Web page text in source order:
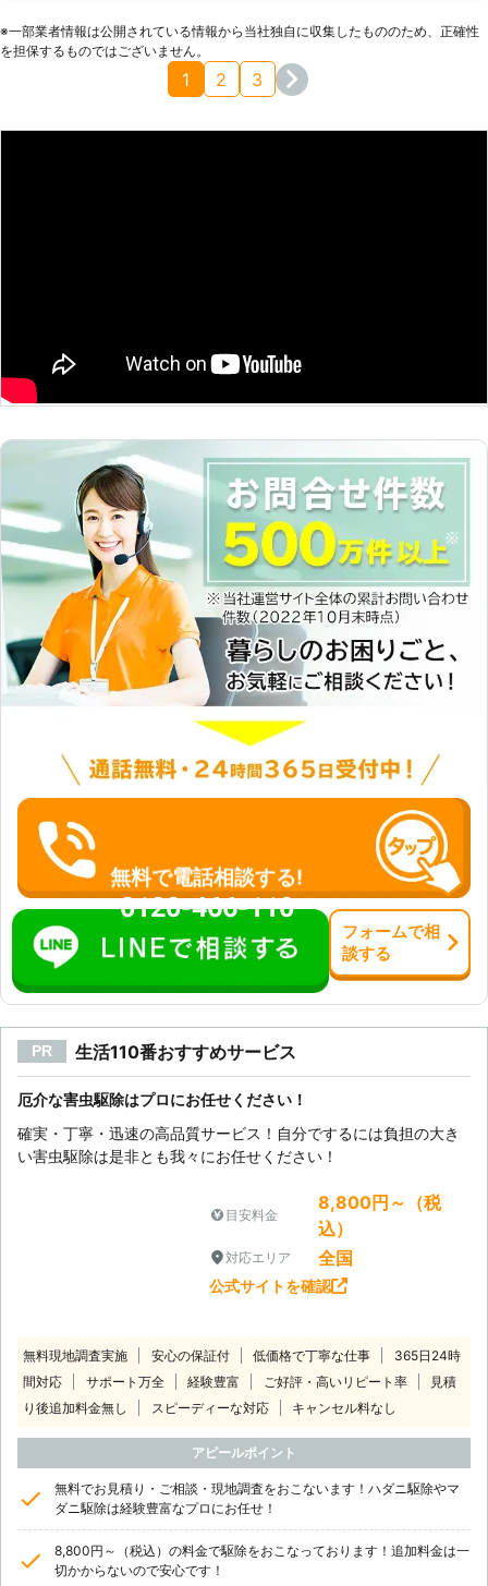
にもかかわらず丁寧で誠実な対応をしていただきました。シロ
アリの心配もなくなったし、業者さんの印象もいいものでした
ので、また害虫に悩まされた時にはまたお願いしたいと思って
福岡県 大牟田市 2016年10月24日
※⼀部業者情報は公開されている情報から当社独⾃に収集したもののため、正確性
を担保するものではございません。
1 2 3
無料で電話相談する!
0120-466-110
フォームで相
談する
PR 生活110番おすすめサービス
厄介な害虫駆除はプロにお任せください！
確実・丁寧・迅速の高品質サービス！自分でするには負担の大き
い害虫駆除は是非とも我々にお任せください！
目安料金
8,800円～（税
込）
対応エリア 全国
公式サイトを確認
無料現地調査実施 安心の保証付 低価格で丁寧な仕事
365日24時
間対応
サポート万全 経験豊富 ご好評・高いリピート率
見積
り後追加料金無し
スピーディーな対応 キャンセル料なし
アピールポイント
無料でお見積り・ご相談・現地調査をおこないます！ハダニ駆除やマ
ダニ駆除は経験豊富なプロにお任せ！
8,800円～（税込）の料金で駆除をおこなっております！追加料金は一
切かからないので安心です！